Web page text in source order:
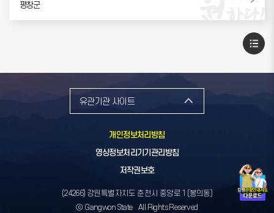
평창군
개인정보처리방침
영상정보처리기기관리방침
저작권보호
(24266) 강원특별자치도 춘천시 중앙로 1 (봉의동)
ⓒ Gangwon State All Rights Reserved
유관기관 사이트